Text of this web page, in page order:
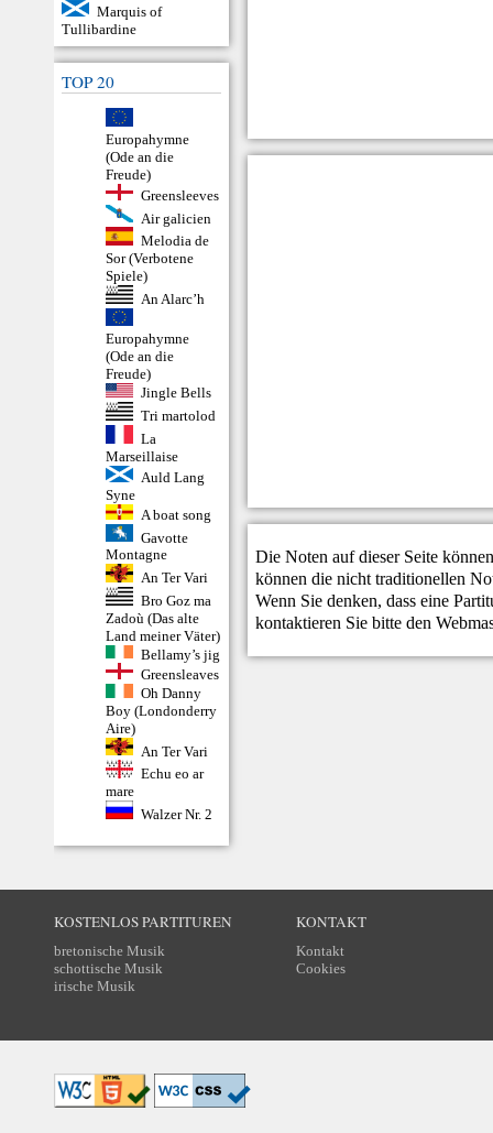
Marquis of
Tullibardine
TOP 20
Europahymne
(Ode an die
Freude)
Greensleeves
Air galicien
Melodia de
Sor (Verbotene
Spiele)
An Alarc’h
Europahymne
(Ode an die
Freude)
Jingle Bells
Tri martolod
La
Marseillaise
Auld Lang
Syne
A boat song
Gavotte
Montagne
An Ter Vari
Bro Goz ma
Zadoù (Das alte
Land meiner Väter)
Bellamy’s jig
Greensleaves
Oh Danny
Boy (Londonderry
Aire)
An Ter Vari
Echu eo ar
mare
Walzer Nr. 2
Die Noten auf dieser Seite
können die nicht traditionellen
Wenn Sie denken, dass eine
kontaktieren Sie bitte den
KOSTENLOS PARTITUREN
bretonische Musik
schottische Musik
irische Musik
KONTAKT
Kontakt
Cookies